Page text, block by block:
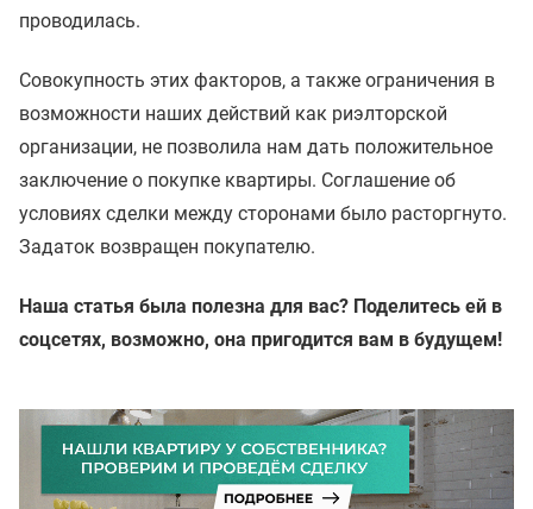
проводилась.
Совокупность этих факторов, а также ограничения в
возможности наших действий как риэлторской
организации, не позволила нам дать положительное
заключение о покупке квартиры. Соглашение об
условиях сделки между сторонами было расторгнуто.
Задаток возвращен покупателю.
Наша статья была полезна для вас? Поделитесь ей в
соцсетях, возможно, она пригодится вам в будущем!